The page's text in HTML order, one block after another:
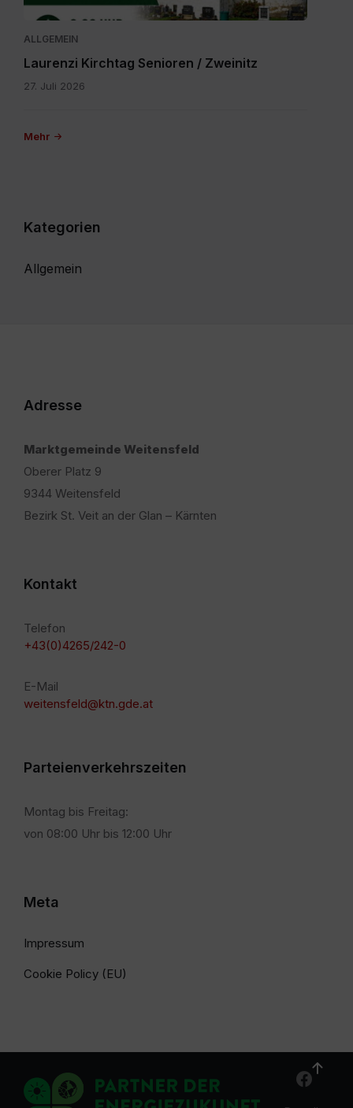
ALLGEMEIN
Laurenzi Kirchtag Senioren / Zweinitz
27. Juli 2026
Mehr
Kategorien
Allgemein
Adresse
Marktgemeinde Weitensfeld
Oberer Platz 9
9344 Weitensfeld
Bezirk St. Veit an der Glan – Kärnten
Kontakt
Telefon
+43(0)4265/242-0
E-Mail
weitensfeld@ktn.gde.at
Parteienverkehrszeiten
Montag bis Freitag:
von 08:00 Uhr bis 12:00 Uhr
Meta
Impressum
Cookie Policy (EU)